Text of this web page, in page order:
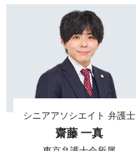
シニアアソシエイト 弁護士
齋藤 一真